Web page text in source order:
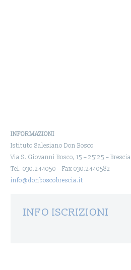
INFORMAZIONI
Istituto Salesiano Don Bosco
Via S. Giovanni Bosco, 15 – 25125 – Brescia
Tel. 030.244050 – Fax 030.2440582
info@donboscobrescia.it
INFO ISCRIZIONI